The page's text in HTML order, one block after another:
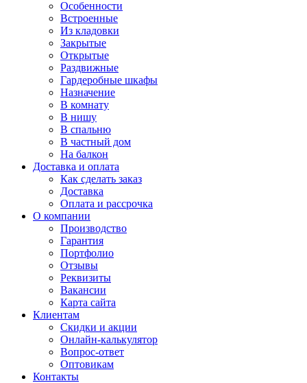
Особенности
Встроенные
Из кладовки
Закрытые
Открытые
Раздвижные
Гардеробные шкафы
Назначение
В комнату
В нишу
В спальню
В частный дом
На балкон
Доставка и оплата
Как сделать заказ
Доставка
Оплата и рассрочка
О компании
Производство
Гарантия
Портфолио
Отзывы
Реквизиты
Вакансии
Карта сайта
Клиентам
Скидки и акции
Онлайн-калькулятор
Вопрос-ответ
Оптовикам
Контакты